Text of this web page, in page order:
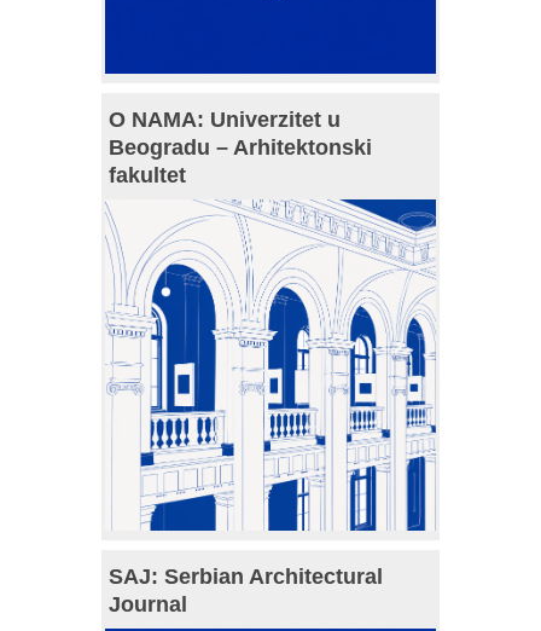
O NAMA: Univerzitet u
Beogradu – Arhitektonski
fakultet
SAJ: Serbian Architectural
Journal